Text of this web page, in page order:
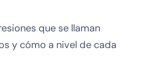
que se llaman
y cómo a nivel de cada